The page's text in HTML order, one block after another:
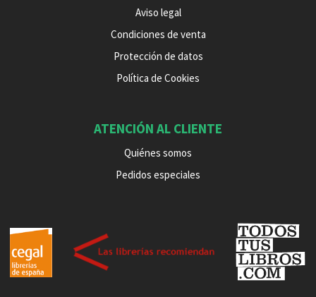
Aviso legal
Condiciones de venta
Protección de datos
Política de Cookies
ATENCIÓN AL CLIENTE
Quiénes somos
Pedidos especiales